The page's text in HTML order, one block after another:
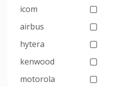
icom
airbus
hytera
kenwood
motorola